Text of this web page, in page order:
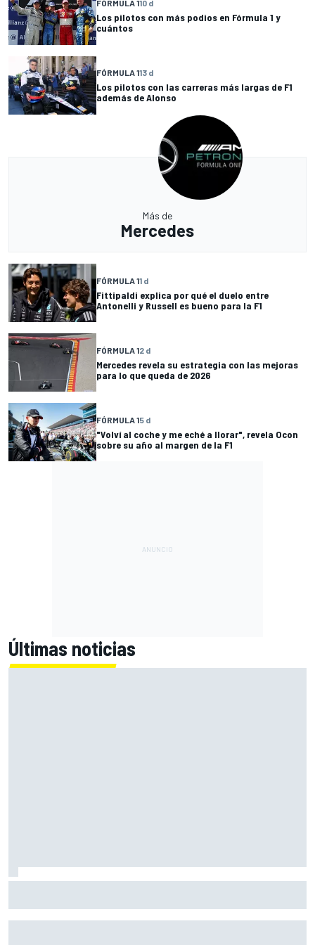
FÓRMULA 110 d
Los pilotos con más podios en Fórmula 1 y
cuántos
FÓRMULA 113 d
Los pilotos con las carreras más largas de F1
además de Alonso
Más de
Mercedes
FÓRMULA 11 d
Fittipaldi explica por qué el duelo entre
Antonelli y Russell es bueno para la F1
FÓRMULA 12 d
Mercedes revela su estrategia con las mejoras
para lo que queda de 2026
FÓRMULA 15 d
"Volví al coche y me eché a llorar", revela Ocon
sobre su año al margen de la F1
Últimas noticias